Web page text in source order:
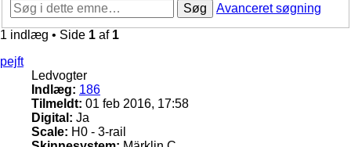
Søg
Avanceret søgning
1 indlæg • Side 1 af 1
pejft
Ledvogter
Indlæg: 186
Tilmeldt: 01 feb 2016, 17:58
Digital: Ja
Scale: H0 - 3-rail